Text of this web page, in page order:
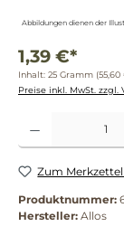
Abbildungen dienen der
1,39 €*
Inhalt: 25 Gramm
Preise inkl. MwSt. zzgl.
Produkt Anzahl: Gib
Zum
Produktnummer:
Hersteller: Allos